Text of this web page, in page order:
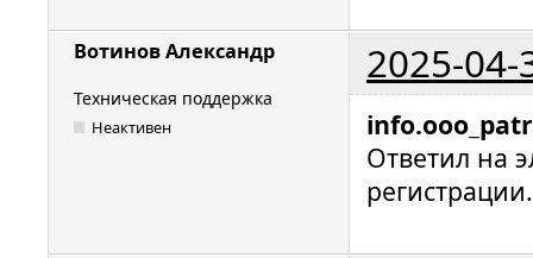
Вотинов Александр 2025-04-
Техническая поддержка
Неактивен
Ответил на
регистрации.